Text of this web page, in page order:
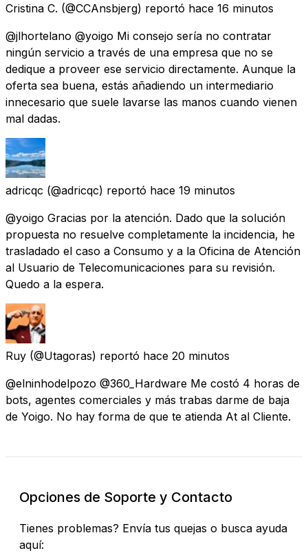
Cristina C. (@CCAnsbjerg) reportó hace 16 minutos
@jlhortelano @yoigo Mi consejo sería no contratar
ningún servicio a través de una empresa que no se
dedique a proveer ese servicio directamente. Aunque la
oferta sea buena, estás añadiendo un intermediario
innecesario que suele lavarse las manos cuando vienen
mal dadas.
adricqc (@adricqc) reportó hace 19 minutos
@yoigo Gracias por la atención. Dado que la solución
propuesta no resuelve completamente la incidencia, he
trasladado el caso a Consumo y a la Oficina de Atención
al Usuario de Telecomunicaciones para su revisión.
Quedo a la espera.
Ruy (@Utagoras) reportó hace 20 minutos
@elninhodelpozo @360_Hardware Me costó 4 horas de
bots, agentes comerciales y más trabas darme de baja
de Yoigo. No hay forma de que te atienda At al Cliente.
Opciones de Soporte y Contacto
Tienes problemas? Envía tus quejas o busca ayuda
aquí: